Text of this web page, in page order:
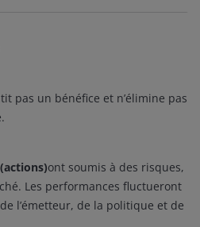
pas un bénéfice et n’élimine pas
ont soumis à des risques,
Les performances fluctueront
l’émetteur, de la politique et de